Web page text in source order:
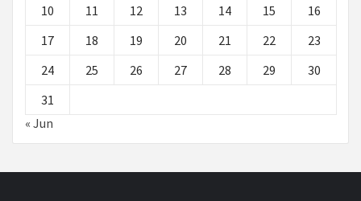
10
11 12 13 14 15
16
17
18 19 20 21 22
23
24
25 26 27 28 29
30
31
« Jun